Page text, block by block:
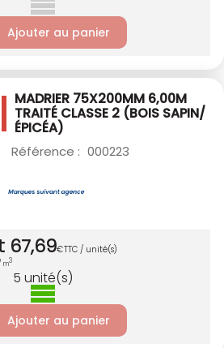
Ajouter au panier
MADRIER 75X200MM 6,00M
TRAITÉ CLASSE 2 (BOIS SAPIN/
ÉPICÉA)
Référence : 000223
67,69€TTC / unité(s)
m3
5 unité(s)
Ajouter au panier